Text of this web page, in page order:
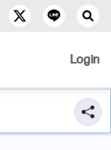
Login